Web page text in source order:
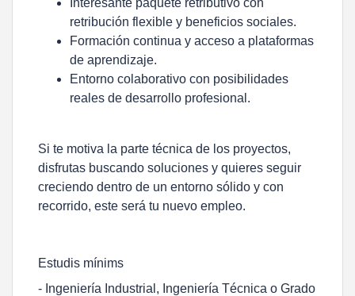
Interesante paquete retributivo con
retribución flexible y beneficios sociales.
Formación continua y acceso a plataformas
de aprendizaje.
Entorno colaborativo con posibilidades
reales de desarrollo profesional.
Si te motiva la parte técnica de los proyectos,
disfrutas buscando soluciones y quieres seguir
creciendo dentro de un entorno sólido y con
recorrido, este será tu nuevo empleo.
Estudis mínims
- Ingeniería Industrial, Ingeniería Técnica o Grado